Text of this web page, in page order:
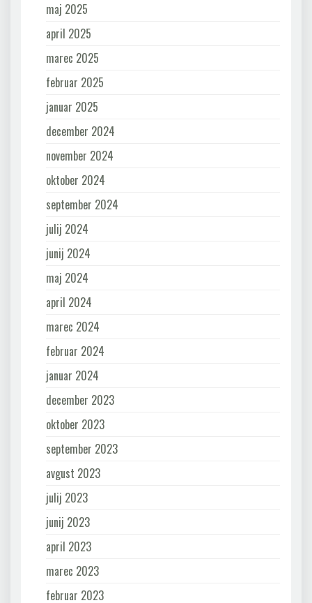
maj 2025
april 2025
marec 2025
februar 2025
januar 2025
december 2024
november 2024
oktober 2024
september 2024
julij 2024
junij 2024
maj 2024
april 2024
marec 2024
februar 2024
januar 2024
december 2023
oktober 2023
september 2023
avgust 2023
julij 2023
junij 2023
april 2023
marec 2023
februar 2023